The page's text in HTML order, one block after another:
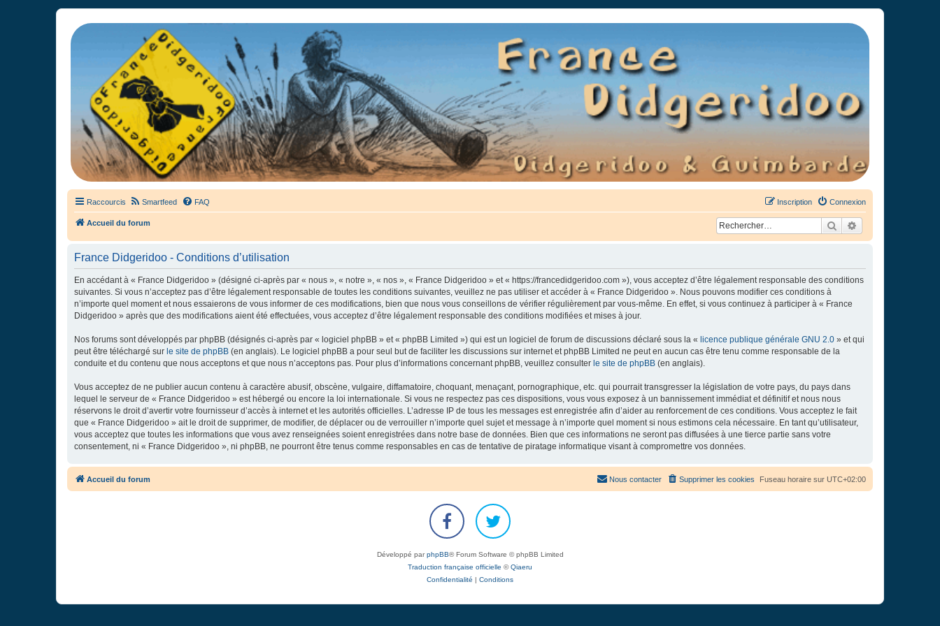
France Didgeridoo
Didgeridoo et Guimbarde sur France Didgeridoo - retrouvez la communauté.
Raccourcis Smartfeed FAQ Connexion
Inscription
Accueil du forum Rechercher
France Didgeridoo - Conditions d’utilisation
En accédant à « France Didgeridoo » (désigné ci-après par « nous », « notre », « nos », « France Didgeridoo » et « https://francedidgeridoo.com »), vous acceptez d’être légalement responsable des conditions
suivantes. Si vous n’acceptez pas d’être légalement responsable de toutes les conditions suivantes, veuillez ne pas utiliser et accéder à « France Didgeridoo ». Nous pouvons modifier ces conditions à
n’importe quel moment et nous essaierons de vous informer de ces modifications, bien que nous vous conseillons de vérifier régulièrement par vous-même. En effet, si vous continuez à participer à « France
Didgeridoo » après que des modifications aient été effectuées, vous acceptez d’être légalement responsable des conditions modifiées et mises à jour.
Nos forums sont développés par phpBB (désignés ci-après par « logiciel phpBB » et « phpBB Limited ») qui est un logiciel de forum de discussions déclaré sous la « licence publique générale GNU 2.0 » et qui
peut être téléchargé sur le site de phpBB (en anglais). Le logiciel phpBB a pour seul but de faciliter les discussions sur internet et phpBB Limited ne peut en aucun cas être tenu comme responsable de la
conduite et du contenu que nous acceptons et que nous n’acceptons pas. Pour plus d’informations concernant phpBB, veuillez consulter le site de phpBB (en anglais).
Vous acceptez de ne publier aucun contenu à caractère abusif, obscène, vulgaire, diffamatoire, choquant, menaçant, pornographique, etc. qui pourrait transgresser la législation de votre pays, du pays dans
lequel le serveur de « France Didgeridoo » est hébergé ou encore la loi internationale. Si vous ne respectez pas ces dispositions, vous vous exposez à un bannissement immédiat et définitif et nous nous
réservons le droit d’avertir votre fournisseur d’accès à internet et les autorités officielles. L’adresse IP de tous les messages est enregistrée afin d’aider au renforcement de ces conditions. Vous acceptez le fait
que « France Didgeridoo » ait le droit de supprimer, de modifier, de déplacer ou de verrouiller n’importe quel sujet et message à n’importe quel moment si nous estimons cela nécessaire. En tant qu’utilisateur,
vous acceptez que toutes les informations que vous avez renseignées soient enregistrées dans notre base de données. Bien que ces informations ne seront pas diffusées à une tierce partie sans votre
consentement, ni « France Didgeridoo », ni phpBB, ne pourront être tenus comme responsables en cas de tentative de piratage informatique visant à compromettre vos données.
Accueil du forum Fuseau horaire sur UTC+02:00
Supprimer les cookies
Nous contacter
Développé parphpBB® Forum Software © phpBB Limited
Traduction française officielle ©Qiaeru
Confidentialité | Conditions